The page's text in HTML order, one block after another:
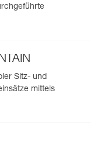
ab dem
Sitz- und
mittels